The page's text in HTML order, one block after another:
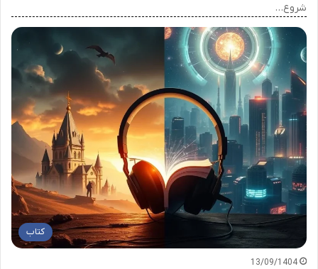
شروع…
کتاب
13/09/1404